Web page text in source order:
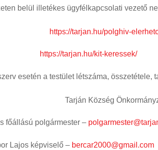
belül illetékes ügyfélkapcsolati vezető
https://tarjan.hu/polghiv-
https://tarjan.hu/kit-keressek/
esetén a testület létszáma, összetétele,
Önkormányzatának
főállású polgármester –
Lajos képviselő – bercar2000@gmail.com